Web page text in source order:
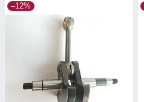
–12%